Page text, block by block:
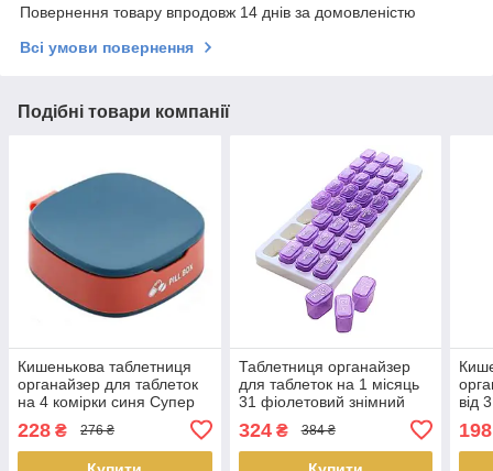
Повернення товару впродовж 14 днів за домовленістю
Всі умови повернення
Подібні товари компанії
Кишенькова таблетниця
органайзер для таблеток
на 4 комірки синя Супер
228 ₴ 276 ₴
Таблетниця органайзер
для таблеток на 1 місяць
31 фіолетовий знімний
324₴ 384 ₴
від
198